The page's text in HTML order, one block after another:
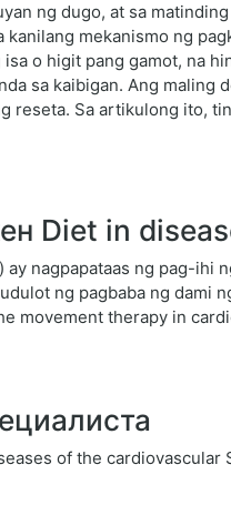
ng dugo, at sa
kanilang mekanismo ng
o higit pang gamot, na
sa kaibigan. Ang maling
reseta. Sa artikulong ito,
Diet in
nagpapataas ng pag-ihi
ng pagbaba ng dami
movement therapy in
of the cardiovascular